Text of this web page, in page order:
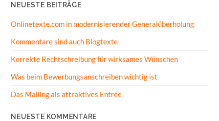
NEUESTE BEITRÄGE
Onlinetexte.com in modernisierender Generalüberholung
Kommentare sind auch Blogtexte
Korrekte Rechtschreibung für wirksames Wünschen
Was beim Bewerbungsanschreiben wichtig ist
Das Mailing als attraktives Entrée
NEUESTE KOMMENTARE